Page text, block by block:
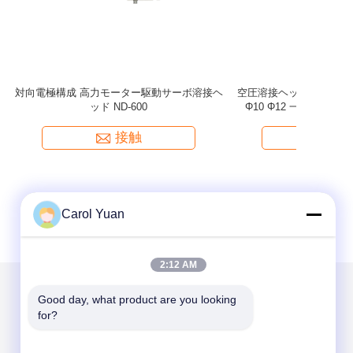
48C 溶
オフセット電極アライメントを組み込んだ空圧
式垂直溶接ヘッドシリーズ NA-100C
メールでお問い合わせ
Carol Yuan
2:12 AM
Good day, what product are you looking
for?